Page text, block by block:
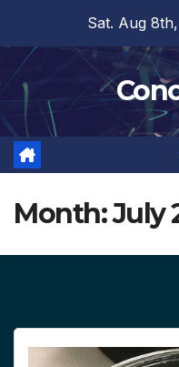
content
Sat. Aug
Month:July